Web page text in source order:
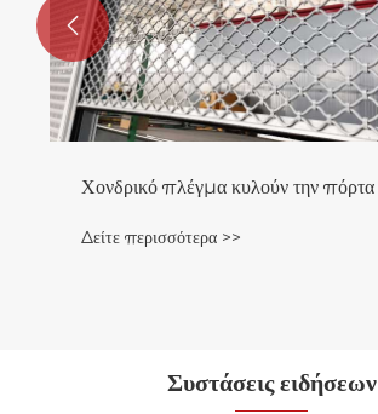
Χονδρικό πλέγμα κυλούν την πόρτα
Δείτε περισσότερα >>

Συστάσεις ειδήσεων